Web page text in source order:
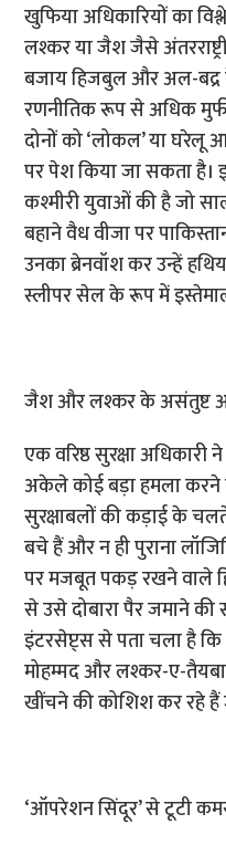
खुफिया अधिकारियों का
लश्कर या जैश जैसे
बजाय हिजबुल और अल-
रणनीतिक रूप से अधिक
दोनों को ‘लोकल’ या
पर पेश किया जा सकता है।
कश्मीरी युवाओं की है जो
बहाने वैध वीजा पर
उनका ब्रेनवॉश कर उन्हें
स्लीपर सेल के रूप में
जैश और लश्कर के असंतुष्ट
एक वरिष्ठ सुरक्षा
अकेले कोई बड़ा हमला करने
सुरक्षाबलों की कड़ाई के
बचे हैं और न ही पुराना
पर मजबूत पकड़ रखने वाले
से उसे दोबारा पैर जमाने
इंटरसेप्ट्स से पता चला है
मोहम्मद और लश्कर-ए-
खींचने की कोशिश कर रहे हैं
‘ऑपरेशन सिंदूर’ से टूटी